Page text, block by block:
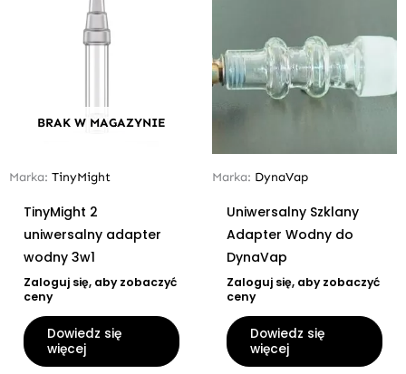
BRAK W MAGAZYNIE
Marka: TinyMight
TinyMight 2
uniwersalny adapter
wodny 3w1
Zaloguj się, aby zobaczyć
ceny
Dowiedz się
więcej
Marka: DynaVap
Uniwersalny Szklany
Adapter Wodny do
DynaVap
Zaloguj się, aby zobaczyć
ceny
Dowiedz się
więcej